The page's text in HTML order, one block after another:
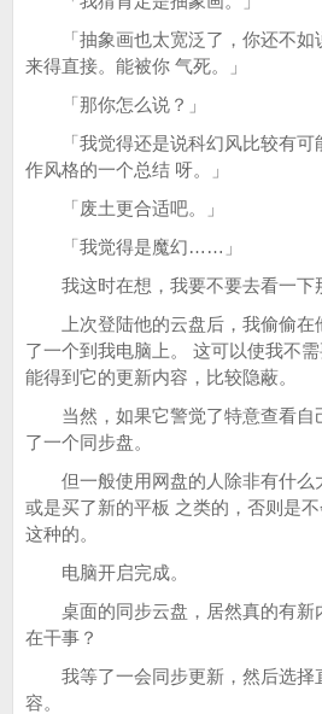
「抽象画也太宽泛了，你还不如
来得直接。能被你 气死。」
「那你怎么说？」
「我觉得还是说科幻风比较有可
作风格的一个总结 呀。」
「废土更合适吧。」
「我觉得是魔幻……」
我这时在想，我要不要去看一下
上次登陆他的云盘后，我偷偷在
了一个到我电脑上。 这可以使我不
能得到它的更新内容，比较隐蔽。
当然，如果它警觉了特意查看自
了一个同步盘。
但一般使用网盘的人除非有什么
或是买了新的平板 之类的，否则是
这种的。
电脑开启完成。
桌面的同步云盘，居然真的有新
在干事？
我等了一会同步更新，然后选择
容。